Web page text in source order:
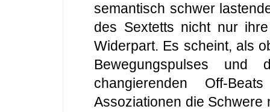
semantisch schwer
des Sextetts nicht nur
Widerpart. Es scheint, als
Bewegungspulses und
changierenden Off-
Assoziationen die Schwere